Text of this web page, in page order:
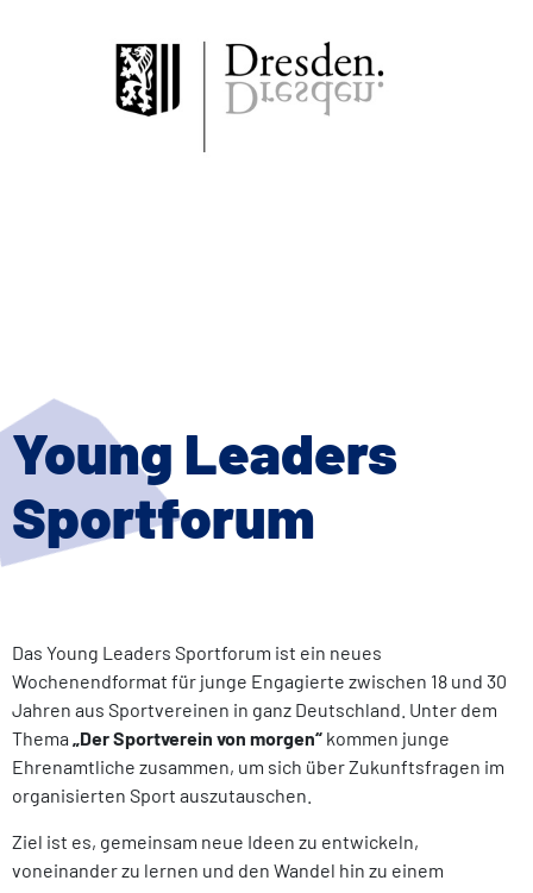
Young Leaders
Sportforum
Das Young Leaders Sportforum ist ein neues
Wochenendformat für junge Engagierte zwischen 18 und 30
Jahren aus Sportvereinen in ganz Deutschland. Unter dem
Thema „Der Sportverein von morgen“ kommen junge
Ehrenamtliche zusammen, um sich über Zukunftsfragen im
organisierten Sport auszutauschen.
Ziel ist es, gemeinsam neue Ideen zu entwickeln,
voneinander zu lernen und den Wandel hin zu einem